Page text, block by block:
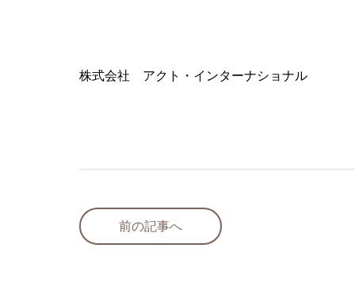
株式会社 アクト・インターナショナル
前の記事へ